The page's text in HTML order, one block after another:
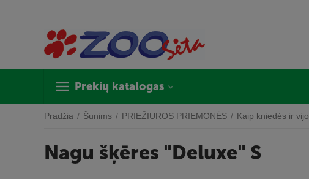
Prekių katalogas
Pradžia / Šunims / PRIEŽIŪROS PRIEMONĖS / Kaip kniedės ir
Nagu šķēres "Deluxe" S